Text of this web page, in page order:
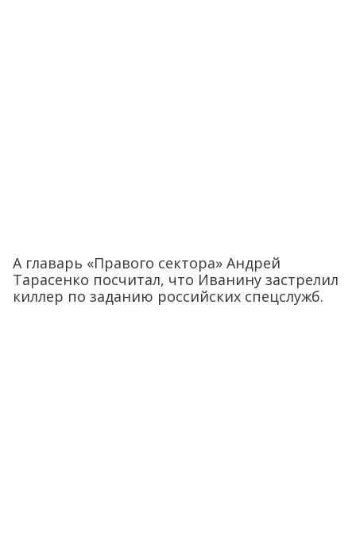
А главарь «Правого сектора» Андрей
Тарасенко посчитал, что Иванину застрелил
киллер по заданию российских спецслужб.